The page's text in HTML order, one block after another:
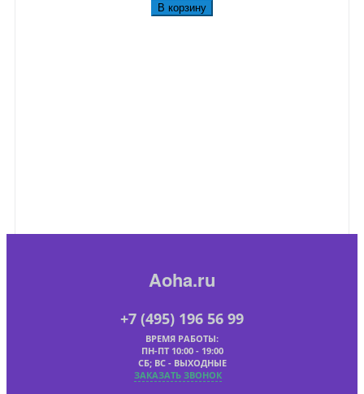
В корзину
Aoha.ru
+7 (495) 196 56 99
ВРЕМЯ РАБОТЫ:
ПН-ПТ 10:00 - 19:00
СБ; ВС - ВЫХОДНЫЕ
ЗАКАЗАТЬ ЗВОНОК